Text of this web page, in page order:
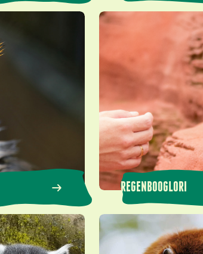
REGENBOOGLORI
Regenbooglori
Rode brulaap